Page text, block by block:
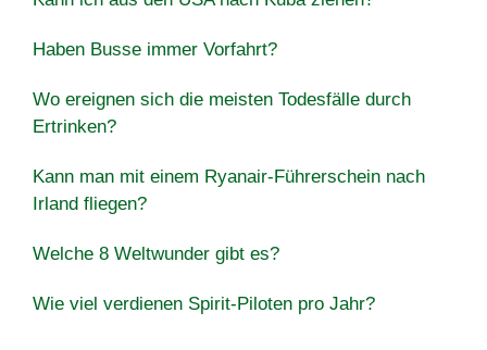
Haben Busse immer Vorfahrt?
Wo ereignen sich die meisten Todesfälle durch
Ertrinken?
Kann man mit einem Ryanair-Führerschein nach
Irland fliegen?
Welche 8 Weltwunder gibt es?
Wie viel verdienen Spirit-Piloten pro Jahr?